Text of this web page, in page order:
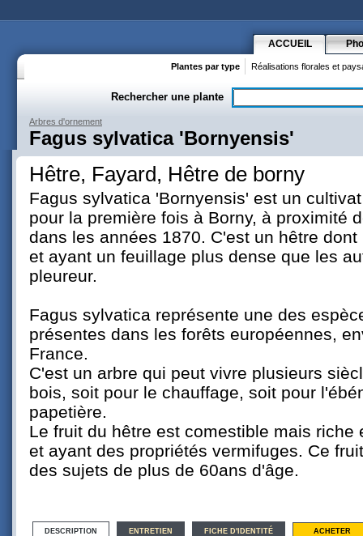
ACCUEIL
Plantes par type Réalisations florales et
Rechercher une plante
Arbres d'ornement
Fagus sylvatica 'Bornyensis'
Hêtre, Fayard, Hêtre de borny
Fagus sylvatica 'Bornyensis' est un
pour la première fois à Borny, à proximité
dans les années 1870. C'est un hêtre
et ayant un feuillage plus dense que les
pleureur.
Fagus sylvatica représente une des
présentes dans les forêts européennes,
France.
C'est un arbre qui peut vivre plusieurs
bois, soit pour le chauffage, soit pour
papetière.
Le fruit du hêtre est comestible mais riche
et ayant des propriétés vermifuges. Ce
des sujets de plus de 60ans d'âge.
DESCRIPTION ENTRETIEN FICHE D'IDENTITÉ ACHETER